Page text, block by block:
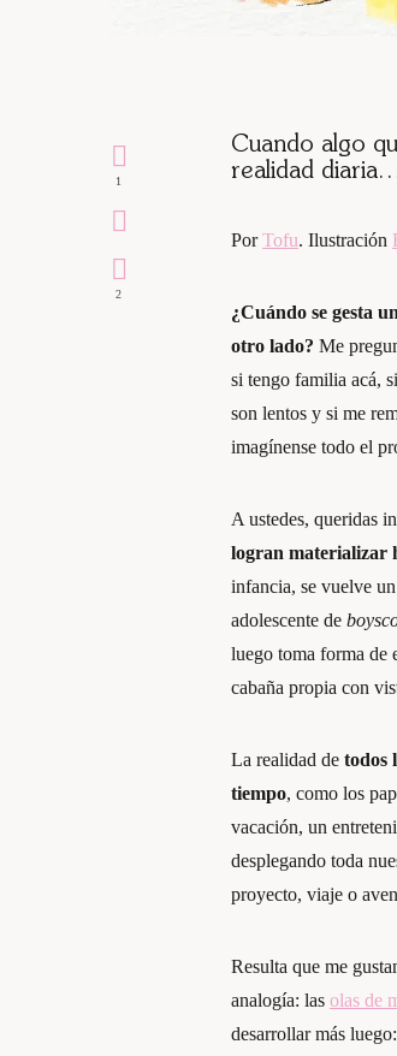
1
2
Cuando algo
realidad
PorTofu. Ilustración
¿Cuándo se gesta
otro lado? Me
si tengo familia acá,
son lentos y si me
imagínense todo el
A ustedes, queridas
logran materializar
infancia, se vuelve
adolescente de
luego toma forma de
cabaña propia con
La realidad de todos
tiempo, como los
vacación, un
desplegando toda
proyecto, viaje o
Resulta que me
analogía: las olas de
desarrollar más